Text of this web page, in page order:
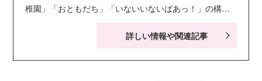
稚園」「おともだち」「いないいないばあっ！」の構
ック・知育ドリルなども手がける。現在小学生の娘２人
詳しい情報や関連記事